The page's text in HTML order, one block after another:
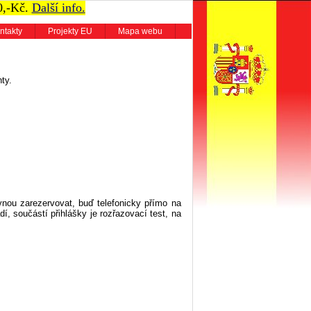
Kč. Další info.
Projekty EU Mapa webu
zarezervovat, buď telefonicky přímo na
součástí přihlášky je rozřazovací test, na